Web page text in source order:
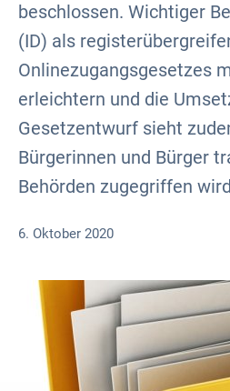
beschlossen. Wichtiger
(ID) als
Onlinezugangsgesetzes
erleichtern und die
Gesetzentwurf sieht
Bürgerinnen und Bürger
Behörden zugegriffen
6. Oktober 2020